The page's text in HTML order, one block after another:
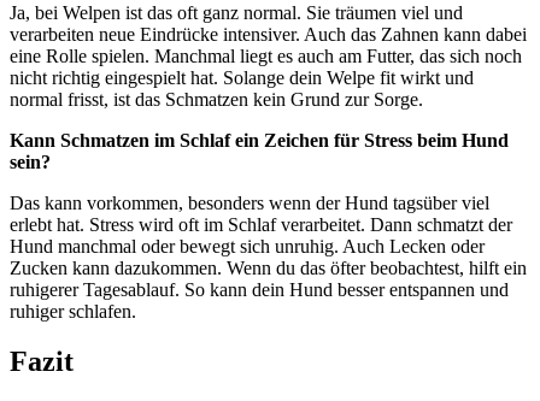
Ja, bei Welpen ist das oft ganz normal. Sie träumen viel und
verarbeiten neue Eindrücke intensiver. Auch das Zahnen kann dabei
eine Rolle spielen. Manchmal liegt es auch am Futter, das sich noch
nicht richtig eingespielt hat. Solange dein Welpe fit wirkt und
normal frisst, ist das Schmatzen kein Grund zur Sorge.
Kann Schmatzen im Schlaf ein Zeichen für Stress beim Hund
sein?
Das kann vorkommen, besonders wenn der Hund tagsüber viel
erlebt hat. Stress wird oft im Schlaf verarbeitet. Dann schmatzt der
Hund manchmal oder bewegt sich unruhig. Auch Lecken oder
Zucken kann dazukommen. Wenn du das öfter beobachtest, hilft ein
ruhigerer Tagesablauf. So kann dein Hund besser entspannen und
ruhiger schlafen.
Fazit